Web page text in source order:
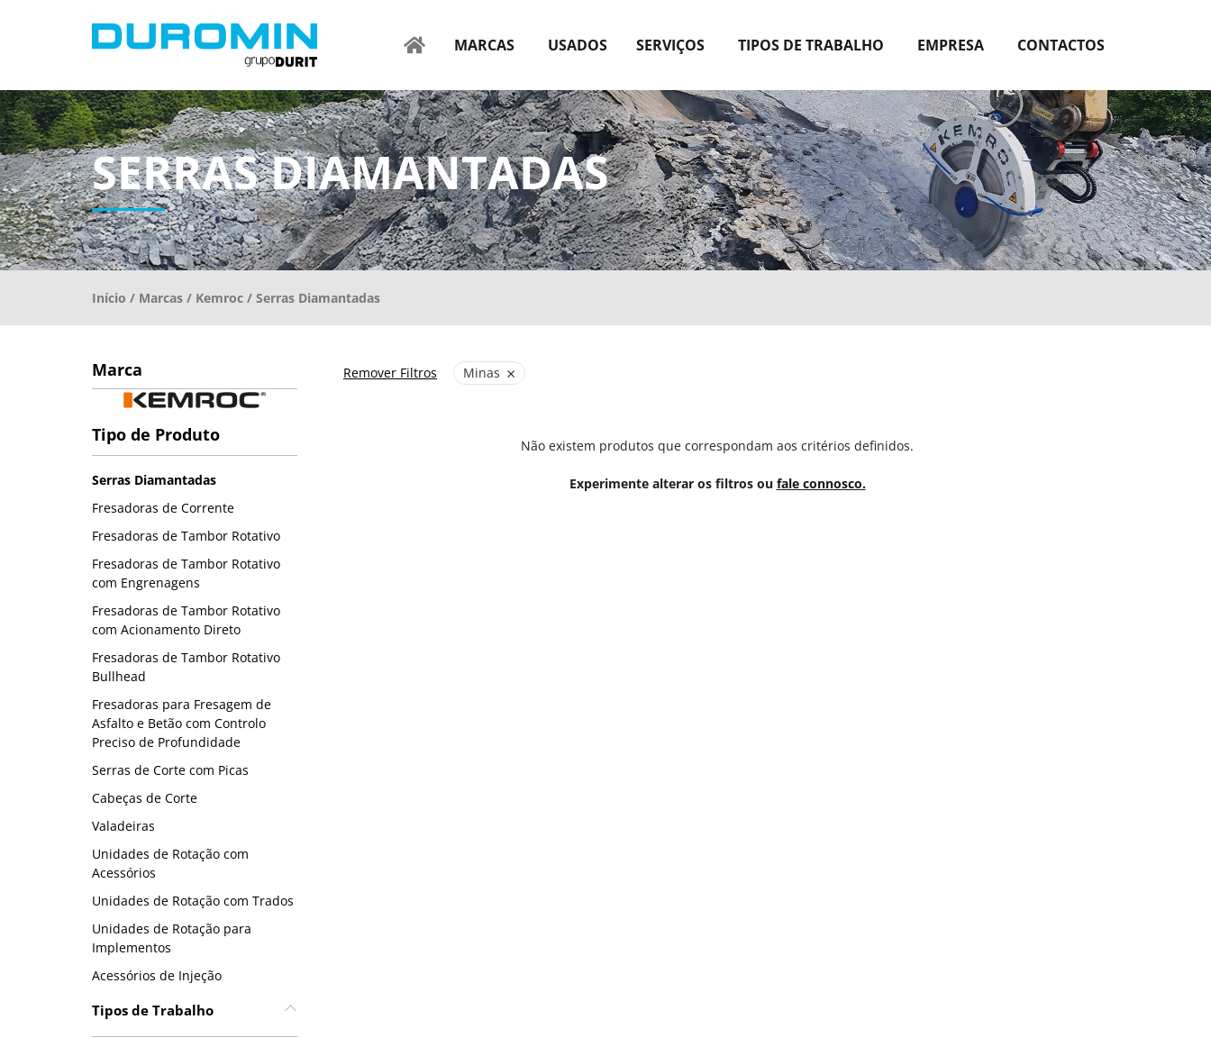
MARCAS USADOS SERVIÇOS TIPOS DE TRABALHO EMPRESA CONTACTOS
SERRAS DIAMANTADAS
Início / Marcas / Kemroc / Serras Diamantadas
Marca
Tipo de Produto
Serras Diamantadas
Fresadoras de Corrente
Fresadoras de Tambor Rotativo
Fresadoras de Tambor Rotativo
com Engrenagens
Fresadoras de Tambor Rotativo
com Acionamento Direto
Fresadoras de Tambor Rotativo
Bullhead
Fresadoras para Fresagem de
Asfalto e Betão com Controlo
Preciso de Profundidade
Serras de Corte com Picas
Cabeças de Corte
Valadeiras
Unidades de Rotação com
Acessórios
Unidades de Rotação com Trados
Unidades de Rotação para
Implementos
Acessórios de Injeção
Tipos de Trabalho
Remover Filtros Minas ×
Não existem produtos que correspondam aos critérios definidos.
Experimente alterar os filtros ou fale connosco.